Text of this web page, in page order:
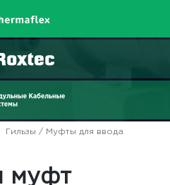
Гильзы / Муфты для ввода
муфт